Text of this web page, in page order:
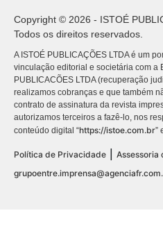
Copyright © 2026 - ISTOÉ
Todos os direitos reservados.
A ISTOÉ PUBLICAÇÕES LTDA é um
vinculação editorial e societária com a
PUBLICACÕES LTDA (recuperação
realizamos cobranças e que também
contrato de assinatura da revista
autorizamos terceiros a fazê-lo, nos
conteúdo digital “https://istoe.com.br”
Política de Privacidade | Assessoria